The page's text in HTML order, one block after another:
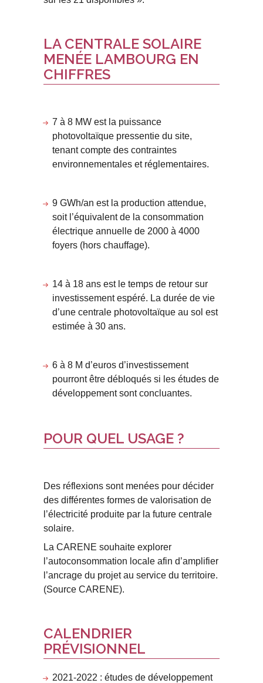
LA CENTRALE SOLAIRE
MENÉE LAMBOURG EN
CHIFFRES
7 à 8 MW est la puissance
photovoltaïque pressentie du site,
tenant compte des contraintes
environnementales et réglementaires.
9 GWh/an est la production attendue,
soit l’équivalent de la consommation
électrique annuelle de 2000 à 4000
foyers (hors chauffage).
14 à 18 ans est le temps de retour sur
investissement espéré. La durée de vie
d’une centrale photovoltaïque au sol est
estimée à 30 ans.
6 à 8 M d’euros d’investissement
pourront être débloqués si les études de
développement sont concluantes.
POUR QUEL USAGE ?
Des réflexions sont menées pour décider
des différentes formes de valorisation de
l’électricité produite par la future centrale
solaire.
La CARENE souhaite explorer
l’autoconsommation locale afin d’amplifier
l’ancrage du projet au service du territoire.
(Source CARENE).
CALENDRIER
PRÉVISIONNEL
2021-2022 : études de développement